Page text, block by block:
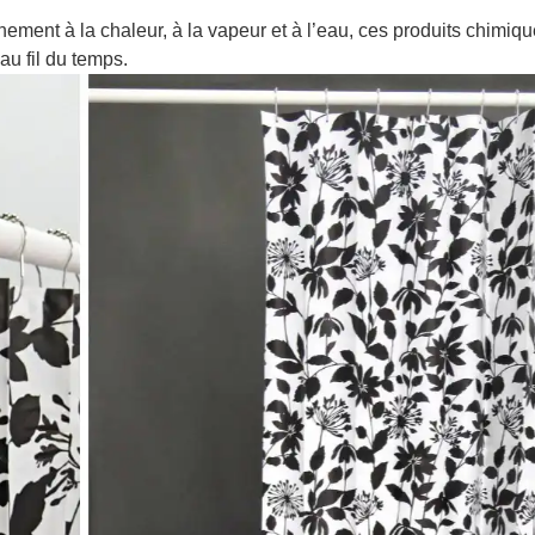
à la chaleur, à la vapeur et à l’eau, ces produits
fil du temps.